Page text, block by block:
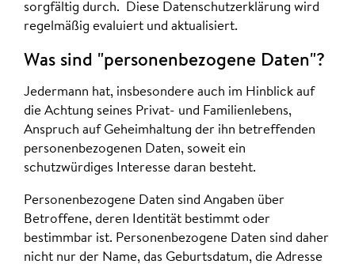
sorgfältig durch. Diese Datenschutzerklärung wird
regelmäßig evaluiert und aktualisiert.
Was sind "personenbezogene Daten"?
Jedermann hat, insbesondere auch im Hinblick auf
die Achtung seines Privat- und Familienlebens,
Anspruch auf Geheimhaltung der ihn betreffenden
personenbezogenen Daten, soweit ein
schutzwürdiges Interesse daran besteht.
Personenbezogene Daten sind Angaben über
Betroffene, deren Identität bestimmt oder
bestimmbar ist. Personenbezogene Daten sind daher
nicht nur der Name, das Geburtsdatum, die Adresse